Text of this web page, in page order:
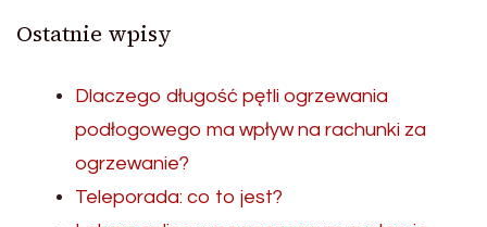
Ostatnie wpisy
Dlaczego długość pętli ogrzewania
podłogowego ma wpływ na rachunki za
ogrzewanie?
Teleporada: co to jest?